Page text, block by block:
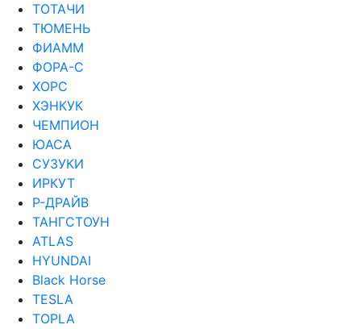
ТОТАЧИ
ТЮМЕНЬ
ФИАММ
ФОРА-С
ХОРС
ХЭНКУК
ЧЕМПИОН
ЮАСА
СУЗУКИ
ИРКУТ
Р-ДРАЙВ
ТАНГСТОУН
ATLAS
HYUNDAI
Black Horse
TESLA
TOPLA